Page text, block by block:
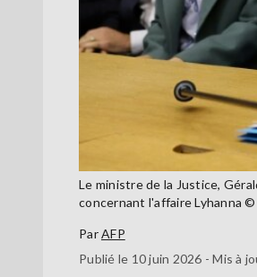
Le ministre de la Justice,
concernant l'affaire Lyhanna
ParAFP
Publié le 10 juin 2026 - Mis à